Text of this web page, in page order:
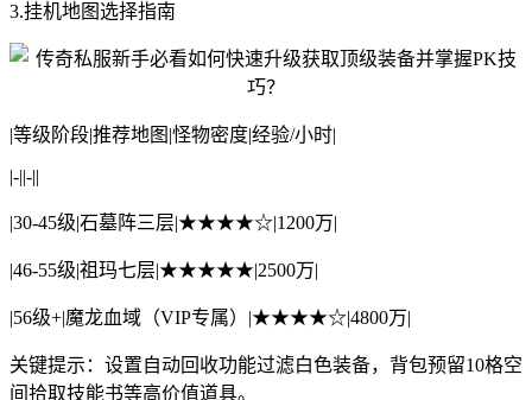
3.挂机地图选择指南
|等级阶段|推荐地图|怪物密度|经验/小时|
|-||-||
|30-45级|石墓阵三层|★★★★☆|1200万|
|46-55级|祖玛七层|★★★★★|2500万|
|56级+|魔龙血域（VIP专属）|★★★★☆|4800万|
关键提示：设置自动回收功能过滤白色装备，背包预留10格空
间拾取技能书等高价值道具。